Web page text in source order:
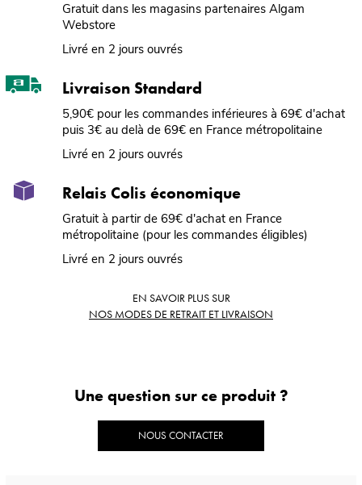
Gratuit dans les magasins partenaires Algam
Webstore
Livré en 2 jours ouvrés
Livraison Standard
5,90€ pour les commandes inférieures à 69€ d'achat
puis 3€ au delà de 69€ en France métropolitaine
Livré en 2 jours ouvrés
Relais Colis économique
Gratuit à partir de 69€ d'achat en France
métropolitaine (pour les commandes éligibles)
Livré en 2 jours ouvrés
EN SAVOIR PLUS SUR
NOS MODES DE RETRAIT ET LIVRAISON
Une question sur ce produit ?
NOUS CONTACTER